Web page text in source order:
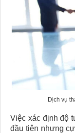
Dịch vụ
Việc xác định độ
đầu tiên nhưng